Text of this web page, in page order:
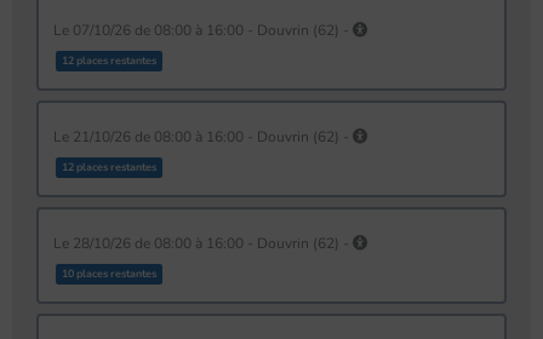
le 07/10/26 de 08:00 à 16:00 - Douvrin (62) -
12 places restantes
le 21/10/26 de 08:00 à 16:00 - Douvrin (62) -
12 places restantes
le 28/10/26 de 08:00 à 16:00 - Douvrin (62) -
10 places restantes